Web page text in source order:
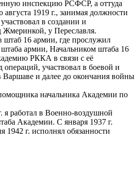
инспекцию РСФСР, а оттуда
1919 г., занимая должности
в создании и
у Переславля.
16 армии, где прослужил
армии, Начальником штаба 16
РККА в связи с её
участвовал в боевой и
Варшаве и далее до окончания войны
начальника Академии по
я работал в Военно-воздушной
Академии. С января 1937 г.
г. исполнял обязанности